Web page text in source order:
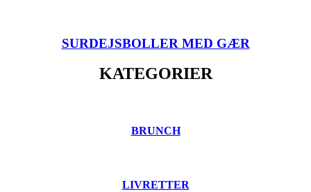
SURDEJSBOLLER MED GÆR
KATEGORIER
BRUNCH
LIVRETTER